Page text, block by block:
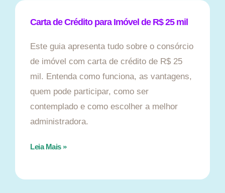
Carta de Crédito para Imóvel de R$ 25 mil
Este guia apresenta tudo sobre o consórcio
de imóvel com carta de crédito de R$ 25
mil. Entenda como funciona, as vantagens,
quem pode participar, como ser
contemplado e como escolher a melhor
administradora.
Leia Mais »